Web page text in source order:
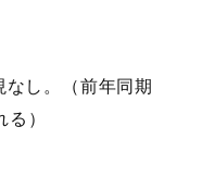
し。（前年同期
）